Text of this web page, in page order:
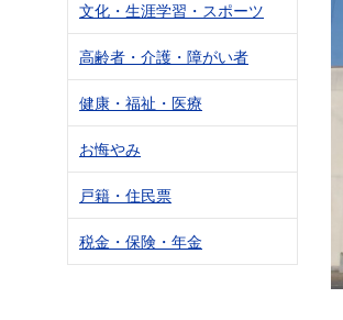
文化・生涯学習・スポーツ
高齢者・介護・障がい者
健康・福祉・医療
お悔やみ
戸籍・住民票
税金・保険・年金